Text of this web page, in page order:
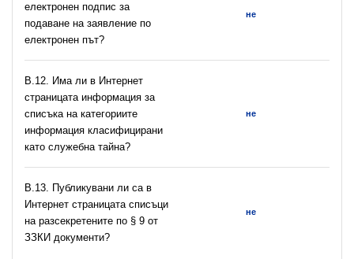
електронен подпис за
подаване на заявление по
електронен път?
не
В.12. Има ли в Интернет
страницата информация за
списъка на категориите
информация класифицирани
като служебна тайна?
не
В.13. Публикувани ли са в
Интернет страницата списъци
на разсекретените по § 9 от
ЗЗКИ документи?
не